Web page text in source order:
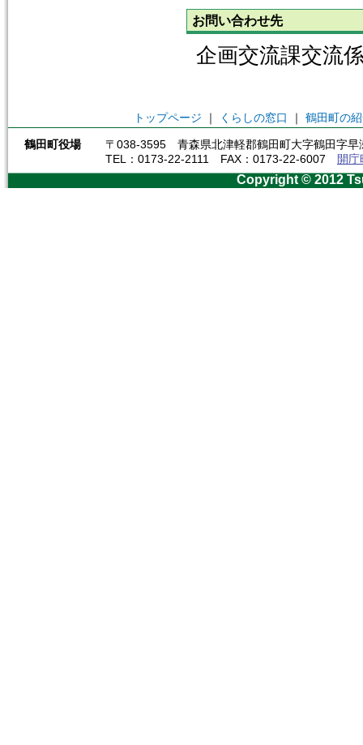
お問い合わせ先
企画交流課交流
トップページ ｜ くらしの窓口 ｜ 鶴田町の
鶴田町役場
〒038-3595 青森県北津軽郡鶴田町大字鶴田字早
TEL：0173-22-2111 FAX：0173-22-6007
開
Copyright © 2012